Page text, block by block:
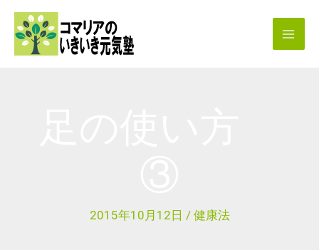
2015年10月12日 / 健康法